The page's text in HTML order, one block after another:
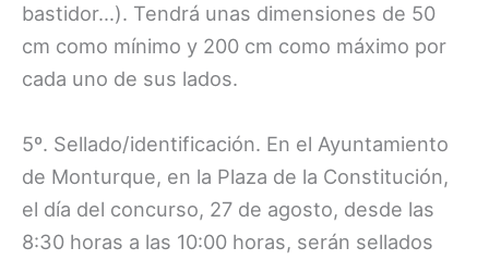
bastidor…). Tendrá unas dimensiones de 50
cm como mínimo y 200 cm como máximo por
cada uno de sus lados.
5º. Sellado/identificación. En el Ayuntamiento
de Monturque, en la Plaza de la Constitución,
el día del concurso, 27 de agosto, desde las
8:30 horas a las 10:00 horas, serán sellados